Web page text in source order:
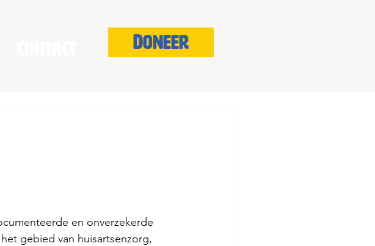
Doneer
en onverzekerde
gebied van huisartsenzorg,